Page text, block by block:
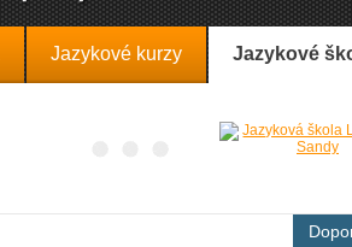
Jazykové kurzy Jazykové